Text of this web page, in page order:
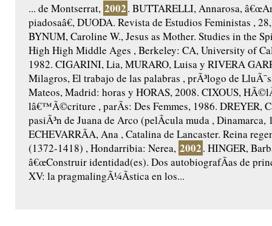
... de Montserrat, 2002. BUTTARELLI, Annarosa,
piadosaâ€, DUODA. Revista de Estudios Feministas ,
BYNUM, Caroline W., Jesus as Mother. Studies in the
High High Middle Ages , Berkeley: CA, University of
1982. CIGARINI, Lia, MURARO, Luisa y RIVERA
Milagros, El trabajo de las palabras , prÃ³logo de
Mateos, Madrid: horas y HORAS, 2008. CIXOUS,
lâ€™Ã©criture , parÃ­s: Des Femmes, 1986. DREYER,
pasiÃ³n de Juana de Arco (pelÃ­cula muda , Dinamarca,
ECHEVARRÃA, Ana , Catalina de Lancaster. Reina
(1372-1418) , Hondarribia: Nerea, 2002. HINGER,
â€œConstruir identidad(es). Dos autobiografÃ­as de
XV: la pragmalingÃ¼Ã­stica en los...